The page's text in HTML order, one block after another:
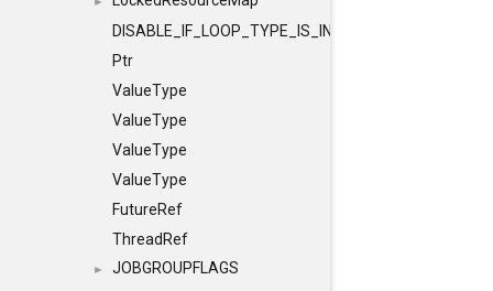
DISABLE_IF_LOOP_TYPE_IS_INT
Ptr
ValueType
ValueType
ValueType
ValueType
FutureRef
ThreadRef
►
JOBGROUPFLAGS